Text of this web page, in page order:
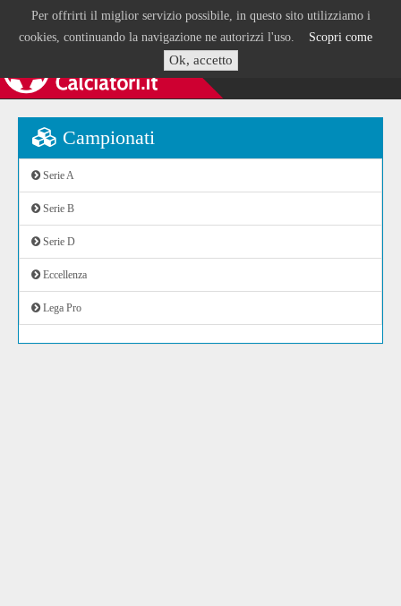
Per offrirti il miglior servizio possibile, in questo sito utilizziamo i
cookies, continuando la navigazione ne autorizzi l'uso. Scopri come
Ok, accetto
Campionati
Serie A
Serie B
Serie D
Eccellenza
Lega Pro